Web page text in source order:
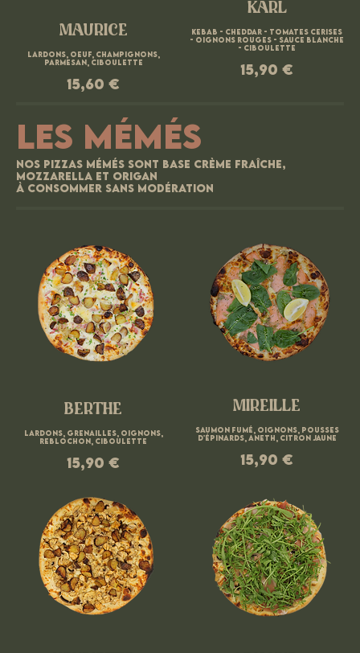
MAURICE
Lardons, oeuf, champignons,
parmesan, ciboulette
15,60 €
KARL
Kebab - cheddar - tomates cerises
- oignons rouges - sauce blanche
- ciboulette
15,90 €
LES MÉMÉS
Nos pizzas Mémés sont base crème fraîche,
mozzarella et origan
À consommer sans modération
BERTHE
Lardons, grenailles, oignons,
15,90 €
MIREILLE
Saumon fumé, oignons, pousses
d'épinards, aneth, citron jaune
15,90 €